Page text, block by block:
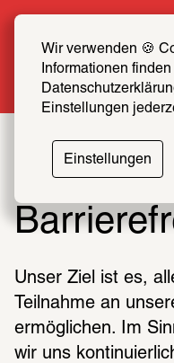
Wir verwenden 🍪
Informationen
Einstellungen
Einstellungen
SCHIRN
Unser Ziel ist es,
Teilnahme an
ermöglichen. Im
wir uns